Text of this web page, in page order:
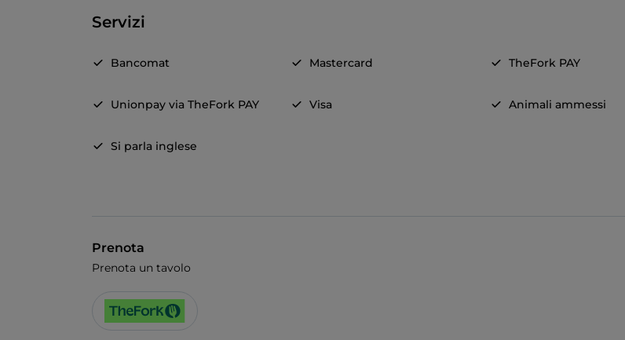
Servizi
Bancomat Mastercard TheFork PAY
Unionpay via TheFork PAY Visa Animali ammessi
Si parla inglese
Prenota
Prenota un tavolo